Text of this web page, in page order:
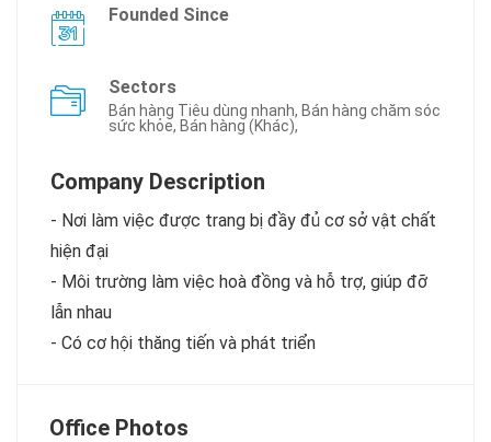
Founded Since
Sectors
Bán hàng Tiêu dùng nhanh, Bán hàng chăm sóc
sức khỏe, Bán hàng (Khác),
Company Description
- Nơi làm việc được trang bị đầy đủ cơ sở vật chất
hiện đại
- Môi trường làm việc hoà đồng và hỗ trợ, giúp đỡ
lẫn nhau
- Có cơ hội thăng tiến và phát triển
Office Photos